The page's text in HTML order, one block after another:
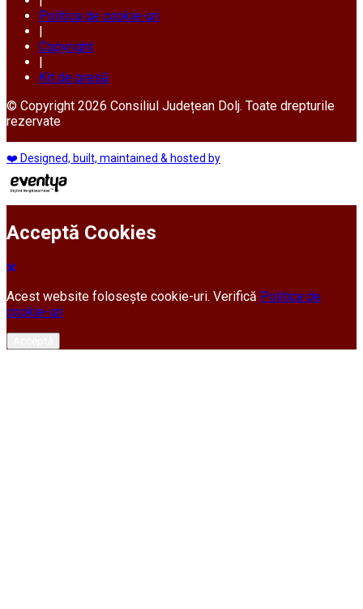
Politica de cookie-uri
Copyright
Kit de presă
© Copyright 2026 Consiliul Județean Dolj. Toate drepturile
rezervate
❤️ Designed, built, maintained & hosted by
Acceptă Cookies
Acest website folosește cookie-uri. Verifică Politica de
cookie-uri